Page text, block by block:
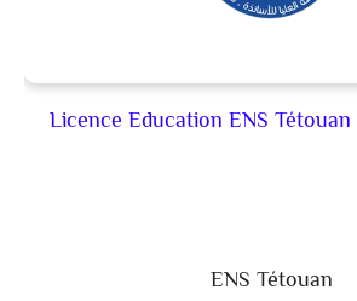
Licence Education ENS Tétouan
ENS Tétouan